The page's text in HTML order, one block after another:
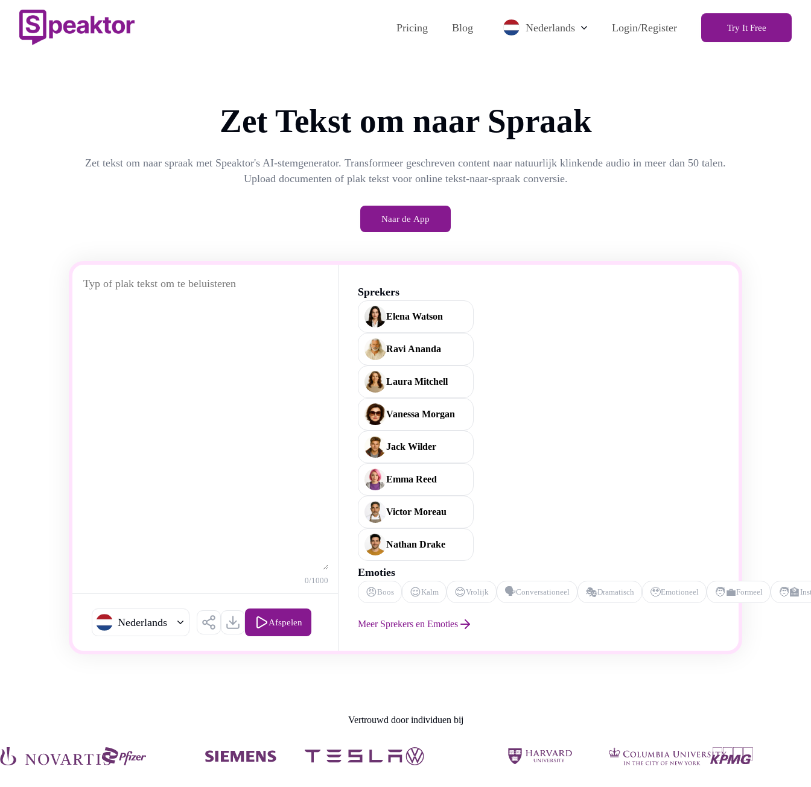
Pricing Blog Nederlands Login/Register Try It Free
Zet Tekst om naar Spraak
Zet tekst om naar spraak met Speaktor's AI-stemgenerator. Transformeer geschreven content naar natuurlijk klinkende audio in meer dan 50 talen.
Upload documenten of plak tekst voor online tekst-naar-spraak conversie.
Naar de App
0/1000
Nederlands Afspelen
Sprekers
Elena Watson
Ravi Ananda
Laura Mitchell
Vanessa Morgan
Jack Wilder
Emma Reed
Victor Moreau
Nathan Drake
Emoties
😠Boos 😌Kalm 😊Vrolijk 🗣️Conversationeel 🎭Dramatisch 🥹Emotioneel 🧑‍💼Formeel 🧑‍🏫
Meer Sprekers en Emoties
Vertrouwd door individuen bij